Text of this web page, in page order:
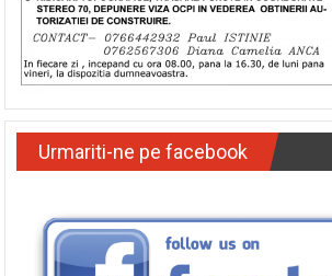
Urmariti-ne pe facebook